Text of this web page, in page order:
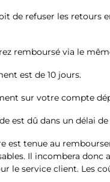
de refuser les
remboursé via le
est de 10 jours.
sur votre compte
est dû dans un délai
est tenue au
Il incombera
le service client. Les